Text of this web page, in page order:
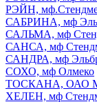
РЭЙН,
САБРИНА, мф
САЛЬМА, мф
САНСА, мф
САНДРА, мф
СОХО, мф Олмеко
ТОСКАНА, ОАО
ХЕЛЕН, мф